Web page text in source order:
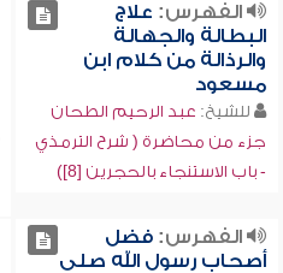
الفهرس: علاج
البطالة والجهالة
والرذالة من كلام ابن
مسعود
للشيخ: عبد الرحيم الطحان
جزء من محاضرة ( شرح الترمذي
- باب الاستنجاء بالحجرين [8])
الفهرس:فضل
أصحاب رسول الله صلى